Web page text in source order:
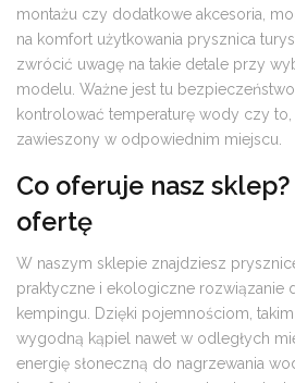
montażu czy dodatkowe akcesoria,
na komfort użytkowania prysznica
zwrócić uwagę na takie detale przy
modelu. Ważne jest tu
kontrolować temperaturę wody czy
zawieszony w odpowiednim miejscu.
Co oferuje nasz
ofertę
W naszym sklepie znajdziesz
praktyczne i ekologiczne rozwiązanie
kempingu. Dzięki pojemnościom,
wygodną kąpiel nawet w odległych
energię słoneczną do nagrzewania